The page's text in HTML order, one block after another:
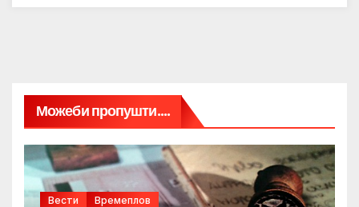
Можеби пропушти....
Вести Времеплов